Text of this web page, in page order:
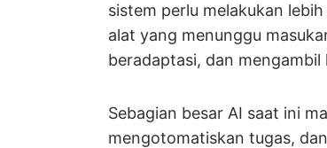
sistem perlu melakukan
alat yang menunggu
beradaptasi, dan
Sebagian besar AI saat ini
mengotomatiskan tugas,